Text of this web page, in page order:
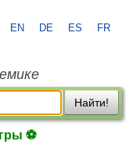
EN DE ES FR
Найти!
⚽